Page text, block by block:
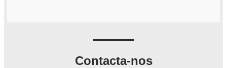
Contacta-nos